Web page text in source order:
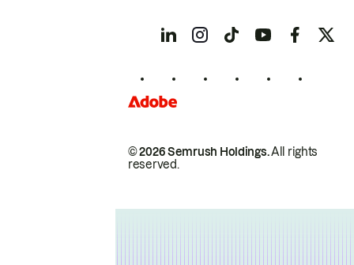
© 2026 Semrush Holdings.All rights
reserved.